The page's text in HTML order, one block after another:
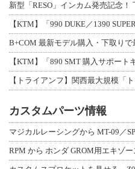
【KTM】「990 DUKE／1390
【KTM】「890 SMT 購入サポー
カスタムパーツ情報